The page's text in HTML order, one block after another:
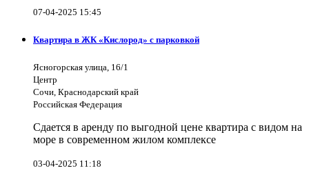
07-04-2025 15:45
Квартира в ЖК «Кислород» с парковкой
Ясногорская улица, 16/1
Центр
Сочи, Краснодарский край
Российская Федерация
Сдается в аренду по выгодной цене квартира с видом на
море в современном жилом комплексе
03-04-2025 11:18